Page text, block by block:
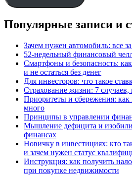
Популярные записи и
Зачем нужен автомобиль: все
52-недельный финансовый
Смартфоны и безопасность:
и не остаться без денег
Для инвесторов: что такое
Страхование жизни: 7
Приоритеты и сбережения: как
много
Принципы в управлении
Мышление дефицита и
финансах
Новичку в инвестициях: кто
и зачем нужен статус
Инструкция: как получить
при покупке недвижимости